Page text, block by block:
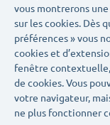
vous montrerons
sur les cookies. Dès
préférences » vous
cookies et
fenêtre
de cookies. Vous
votre navigateur,
ne plus fonctionner